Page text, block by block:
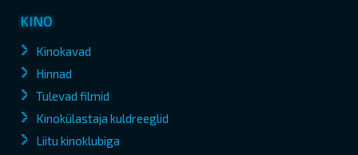
KINO
Kinokavad
Hinnad
Tulevad filmid
Kinokülastaja kuldreeglid
Liitu kinoklubiga